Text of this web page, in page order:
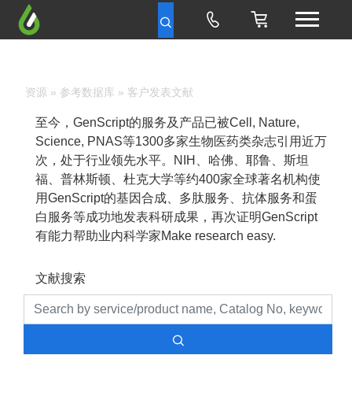
资源 » 参考数据库 » 客户发表文献
至今，GenScript的服务及产品已被Cell, Nature,
Science, PNAS等1300多家生物医药类杂志引用近万
次，处于行业领先水平。NIH、哈佛、耶鲁、斯坦
福、普林斯顿、杜克大学等约400家全球著名机构使
用GenScript的基因合成、多肽服务、抗体服务和蛋
白服务等成功地发表科研成果，再次证明GenScript
有能力帮助业内科学家Make research easy.
文献搜索